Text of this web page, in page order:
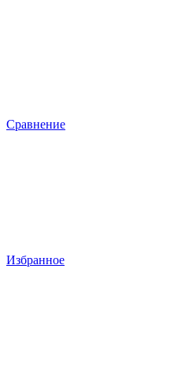
Сравнение
Избранное